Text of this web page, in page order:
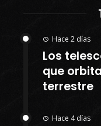
Hace 2 días
Los
que
terrestre
Hace 4 días